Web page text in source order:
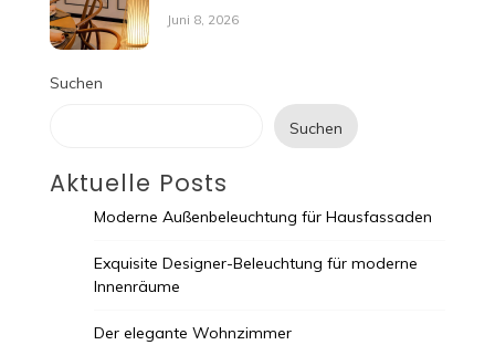
Juni 8, 2026
Suchen
Suchen
Aktuelle Posts
Moderne Außenbeleuchtung für Hausfassaden
Exquisite Designer-Beleuchtung für moderne
Innenräume
Der elegante Wohnzimmer